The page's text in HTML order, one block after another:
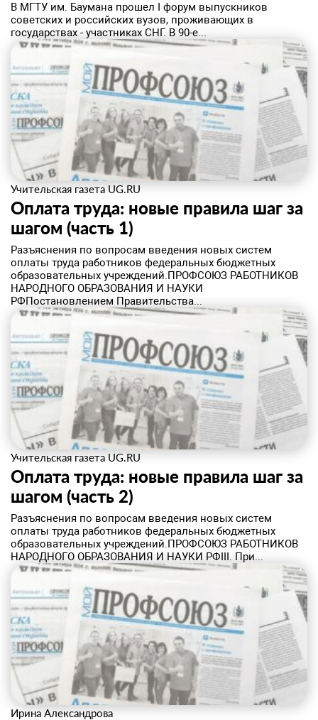
В МГТУ им. Баумана прошел I форум выпускников
советских и российских вузов, проживающих в
государствах - участниках СНГ. В 90-е...
Учительская газета UG.RU
Оплата труда: новые правила шаг за
шагом (часть 1)
Разъяснения по вопросам введения новых систем
оплаты труда работников федеральных бюджетных
образовательных учреждений.ПРОФСОЮЗ РАБОТНИКОВ
НАРОДНОГО ОБРАЗОВАНИЯ И НАУКИ
РФПостановлением Правительства...
Учительская газета UG.RU
Оплата труда: новые правила шаг за
шагом (часть 2)
Разъяснения по вопросам введения новых систем
оплаты труда работников федеральных бюджетных
образовательных учреждений.ПРОФСОЮЗ РАБОТНИКОВ
НАРОДНОГО ОБРАЗОВАНИЯ И НАУКИ РФIII. При...
Ирина Александрова